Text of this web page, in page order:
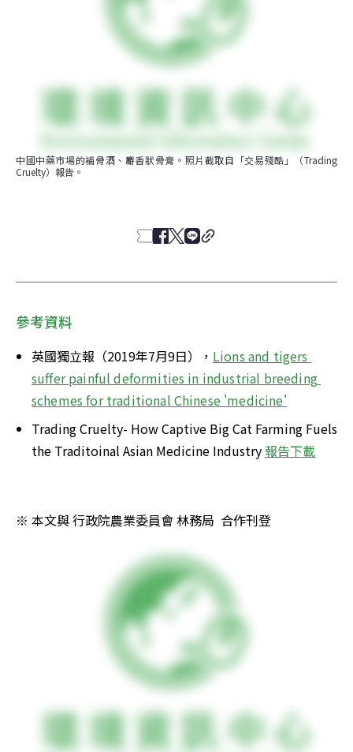
中國中藥市場的補骨酒、麝香狀骨膏。照片截取自「交易殘酷」（Trading
Cruelty）報告。
參考資料
英國獨立報（2019年7月9日）， Lions and tigers
suffer painful deformities in industrial breeding
schemes for traditional Chinese 'medicine'
Trading Cruelty- How Captive Big Cat Farming Fuels
the Traditoinal Asian Medicine Industry 報告下載
※ 本文與 行政院農業委員會 林務局  合作刊登